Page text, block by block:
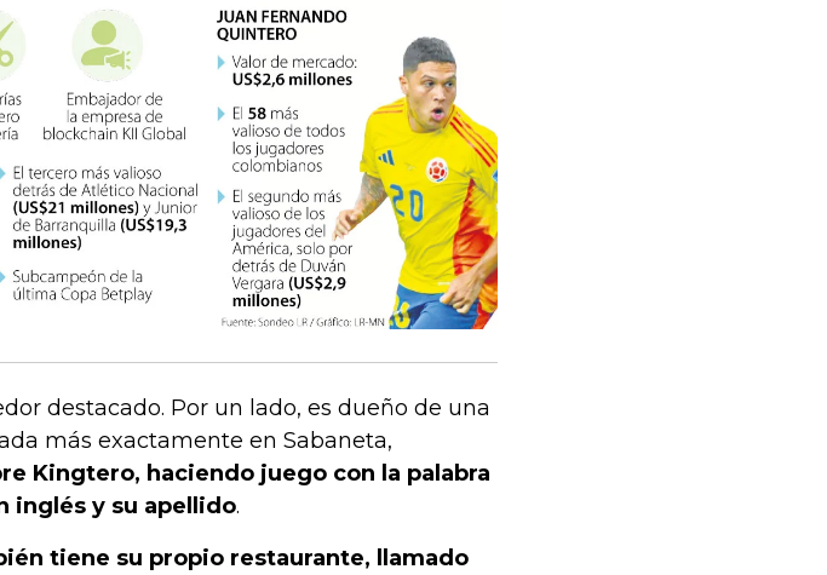
destacado. Por un lado, es dueño de una
más exactamente en Sabaneta,
Kingtero, haciendo juego con la palabra
inglés y su apellido.
tiene su propio restaurante, llamado